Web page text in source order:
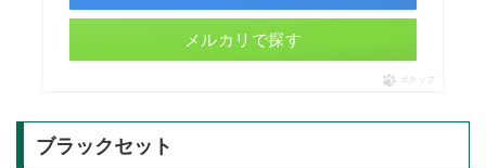
メルカリで探す
ポチップ
ブラックセット